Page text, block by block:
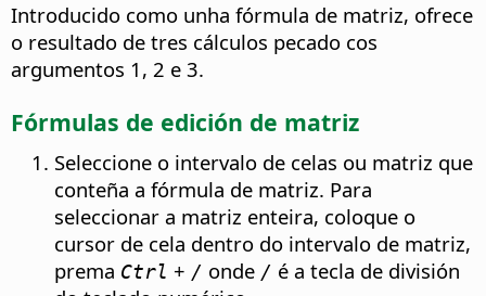
Introducido como unha fórmula de matriz, ofrece
o resultado de tres cálculos pecado cos
argumentos 1, 2 e 3.
Fórmulas de edición de matriz
Seleccione o intervalo de celas ou matriz que
conteña a fórmula de matriz. Para
seleccionar a matriz enteira, coloque o
cursor de cela dentro do intervalo de matriz,
prema Ctrl + / onde / é a tecla de división